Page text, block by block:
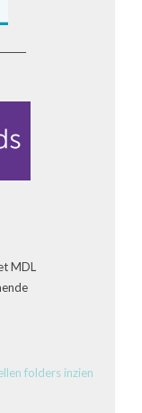
MDL
folders inzien